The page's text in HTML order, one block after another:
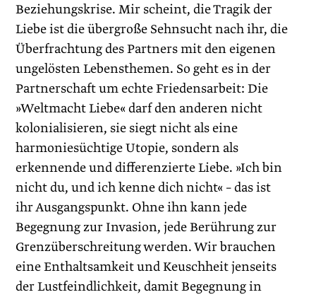
Beziehungskrise. Mir scheint, die Tragik der
Liebe ist die übergroße Sehnsucht nach ihr, die
Überfrachtung des Partners mit den eigenen
ungelösten Lebensthemen. So geht es in der
Partnerschaft um echte Friedensarbeit: Die
»Weltmacht Liebe« darf den anderen nicht
kolonialisieren, sie siegt nicht als eine
harmoniesüchtige Utopie, sondern als
erkennende und differenzierte Liebe. »Ich bin
nicht du, und ich kenne dich nicht« – das ist
ihr Ausgangspunkt. Ohne ihn kann jede
Begegnung zur Invasion, jede Berührung zur
Grenzüberschreitung werden. Wir brauchen
eine Enthaltsamkeit und Keuschheit jenseits
der Lustfeindlichkeit, damit Begegnung in